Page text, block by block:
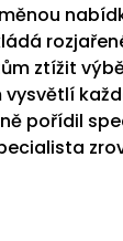
ztížit
pořídil